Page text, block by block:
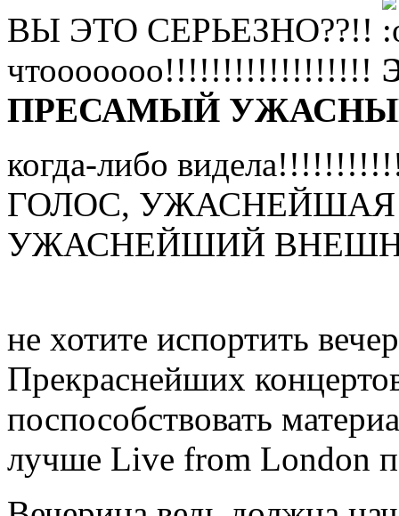
ВЫ ЭТО СЕРЬЕЗНО??!!
чтооооооо!!!!!!!!!!!!!!!!!!
ПРЕСАМЫЙ
когда-либо
ГОЛОС, УЖАСНЕЙШАЯ
УЖАСНЕЙШИЙ
не хотите испортить
Прекраснейших
поспособствовать
лучше Live from London